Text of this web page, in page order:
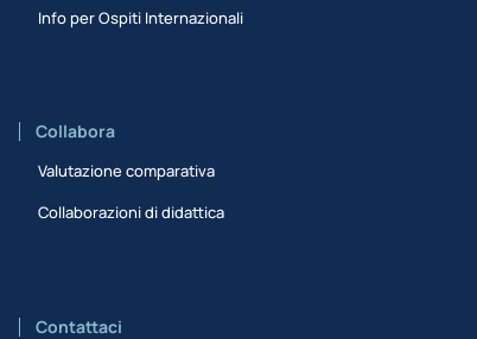
Info per Ospiti Internazionali
Collabora
Valutazione comparativa
Collaborazioni di didattica
Contattaci